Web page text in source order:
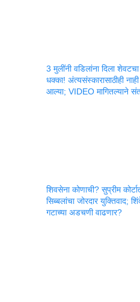
3 मुलींनी वडिलांना दिला शेवटचा
धक्का! अंत्यसंस्कारासाठीही नाही
आल्या; VIDEO मागितल्याने
शिवसेना कोणाची? सुप्रीम
सिब्बलांचा जोरदार युक्तिवाद;
गटाच्या अडचणी वाढणार?